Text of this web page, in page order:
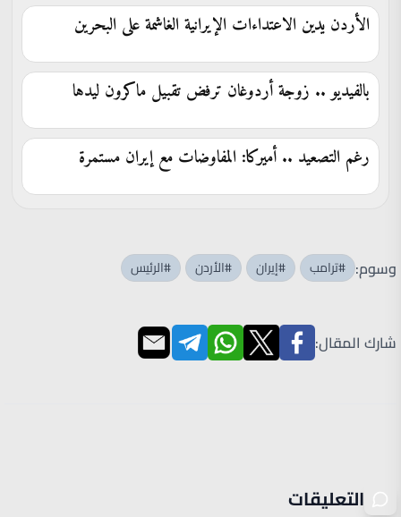
الأردن يدين الاعتداءات الإيرانية الغاشمة على البحرين
بالفيديو .. زوجة أردوغان ترفض تقبيل ماكرون ليدها
رغم التصعيد .. أميركا: المفاوضات مع إيران مستمرة
وسوم: #ترامب #إيران #الأردن #الرئيس
شارك المقال:
التعليقات